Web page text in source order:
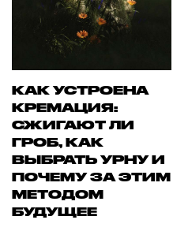
КАК УСТРОЕНА
КРЕМАЦИЯ:
СЖИГАЮТ ЛИ
ГРОБ, КАК
ВЫБРАТЬ УРНУ И
ПОЧЕМУ ЗА ЭТИМ
МЕТОДОМ
БУДУЩЕЕ